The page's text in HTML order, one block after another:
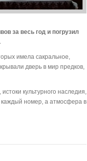
за весь год и погрузил
имела сакральное,
дверь в мир предков,
культурного наследия,
каждый номер, а атмосфера в